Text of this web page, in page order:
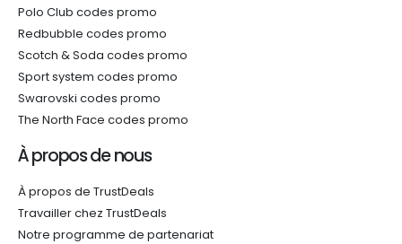
Polo Club codes promo
Redbubble codes promo
Scotch & Soda codes promo
Sport system codes promo
Swarovski codes promo
The North Face codes promo
À propos de nous
À propos de TrustDeals
Travailler chez TrustDeals
Notre programme de partenariat